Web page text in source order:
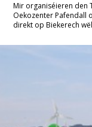
Mir organiséieren den
Oekozenter Pafendall
direkt op Biekerech